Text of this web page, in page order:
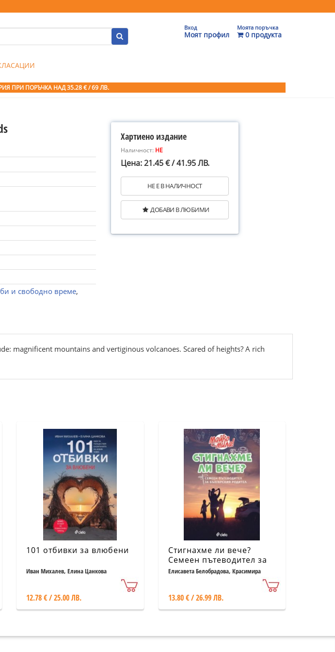
Вход
Моят профил
Моята поръчка
0 продукта
ПРИ ПОРЪЧКА НАД 35.28 € / 69 ЛВ.
и свободно време,
Хартиено издание
Наличност: НЕ
Цена: 21.45 € / 41.95 ЛВ.
НЕ Е В НАЛИЧНОСТ
ДОБАВИ В ЛЮБИМИ
magnificent mountains and vertiginous volcanoes. Scared of heights? A rich
101 отбивки за влюбени
Иван Михалев, Елина Цанкова
12.78 € / 25.00 ЛВ.
Стигнахме ли вече?
Семеен пътеводител за
българския родител
Елисавета Белобрадова, Красимира
13.80 € / 26.99 ЛВ.